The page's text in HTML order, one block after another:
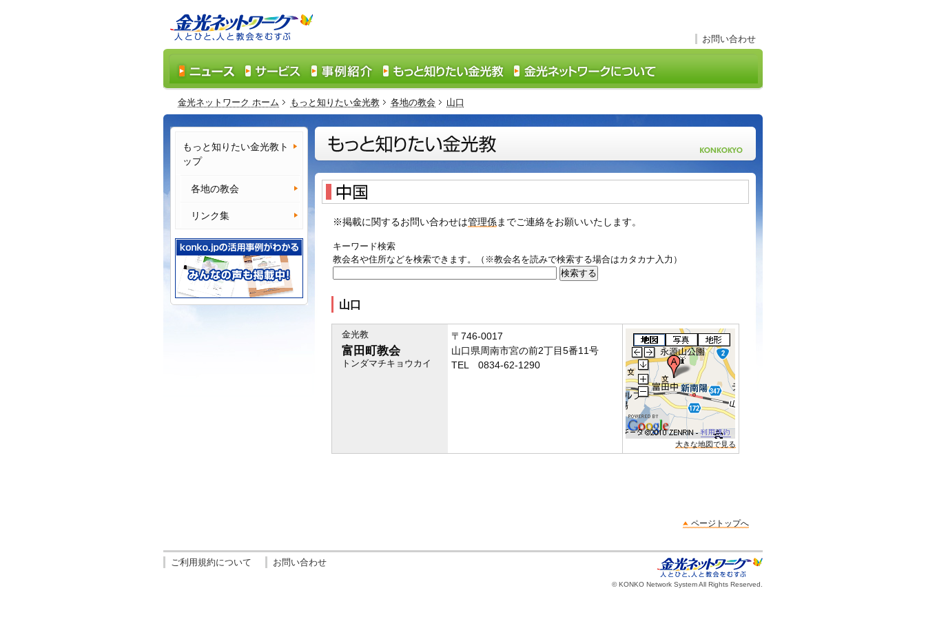
お問い合わせ
金光ネットワーク ホーム もっと知りたい金光教 各地の教会 山口
※掲載に関するお問い合わせは管理係までご連絡をお願いいたします。
キーワード検索
教会名や住所などを検索できます。（※教会名を読みで検索する場合はカタカナ入力）
山口
金光教
富田町教会
トンダマチキョウカイ
〒746-0017
山口県周南市宮の前2丁目5番11号
TEL 0834-62-1290
大きな地図で見る
もっと知りたい金光教ト
ップ
各地の教会
リンク集
ページトップへ
ご利用規約について お問い合わせ
© KONKO Network System All Rights Reserved.